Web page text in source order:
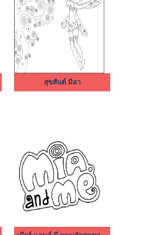
สุขสันต์ มิอา